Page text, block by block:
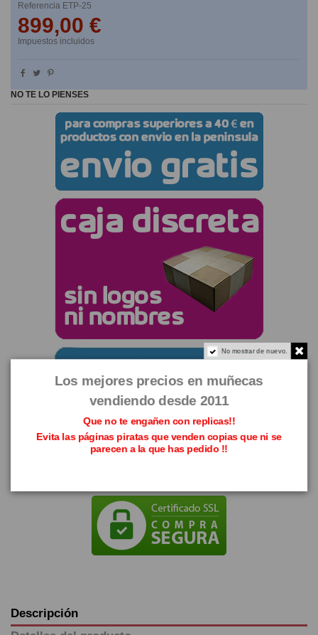
Referencia ETP-25
899,00 €
Impuestos incluidos
NO TE LO PIENSES
Descripción
No mostrar de nuevo.
Los mejores precios en muñecas
vendiendo desde 2011
Que no te engañen con replicas!!
Evita las páginas piratas que venden copias que ni se
parecen a la que has pedido !!